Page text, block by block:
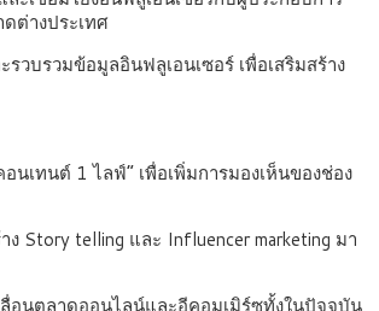
ต่างประเทศ
วบรวมข้อมูลอินฟลูเอนเซอร์ เพื่อเสริมสร้าง
เทนต์ 1 ไลฟ์” เพื่อเพิ่มการมองเห็นของช่อง
Story telling และ Influencer marketing มา